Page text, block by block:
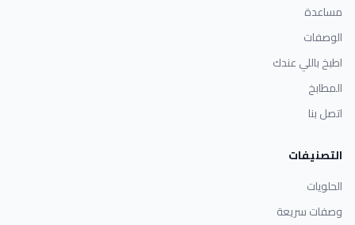
مساعدة
الوصفات
اطبخ باللي عندك
المطابخ
اتصل بنا
التصنيفات
الحلويات
وصفات سريعة